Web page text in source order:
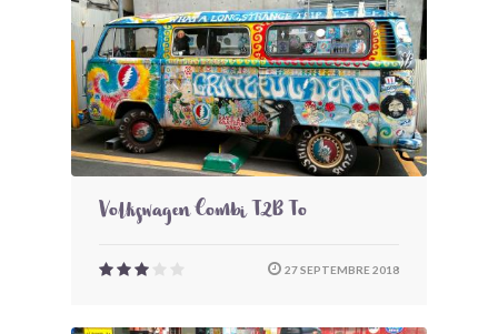
Volkswagen Combi T2B To
27 SEPTEMBRE 2018